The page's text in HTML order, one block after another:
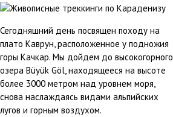
Сегодняшний день посвящен походу на
плато Каврун, расположенное у подножия
горы Качкар. Мы дойдем до высокогорного
озера Büyük Göl, находящееся на высоте
более 3000 метром над уровнем моря,
снова наслаждаясь видами альпийских
лугов и горным воздухом.